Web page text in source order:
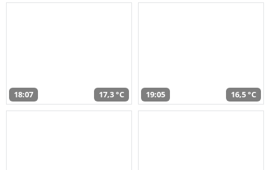
18:07 17,3 °C 19:05 16,5 °C